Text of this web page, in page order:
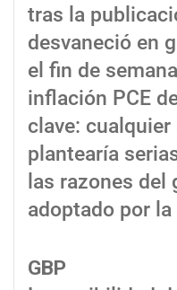
tras la
desvaneció en
el fin de
inflación PCE
clave:
plantearía
las razones del
adoptado por la
GBP